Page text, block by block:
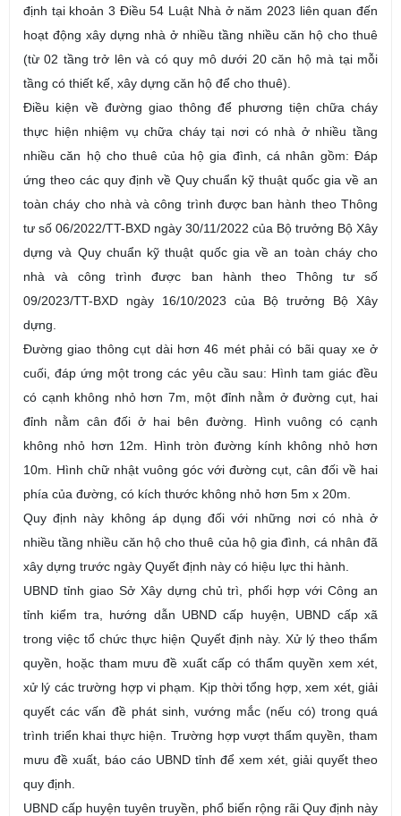
định tại khoản 3 Điều 54 Luật Nhà ở năm 2023 liên quan đến
hoạt động xây dựng nhà ở nhiều tầng nhiều căn hộ cho thuê
(từ 02 tầng trở lên và có quy mô dưới 20 căn hộ mà tại mỗi
tầng có thiết kế, xây dựng căn hộ để cho thuê).
Điều kiện về đường giao thông để phương tiện chữa cháy
thực hiện nhiệm vụ chữa cháy tại nơi có nhà ở nhiều tầng
nhiều căn hộ cho thuê của hộ gia đình, cá nhân gồm: Đáp
ứng theo các quy định về Quy chuẩn kỹ thuật quốc gia về an
toàn cháy cho nhà và công trình được ban hành theo Thông
tư số 06/2022/TT-BXD ngày 30/11/2022 của Bộ trưởng Bộ Xây
dựng và Quy chuẩn kỹ thuật quốc gia về an toàn cháy cho
nhà và công trình được ban hành theo Thông tư số
09/2023/TT-BXD ngày 16/10/2023 của Bộ trưởng Bộ Xây
dựng.
Đường giao thông cụt dài hơn 46 mét phải có bãi quay xe ở
cuối, đáp ứng một trong các yêu cầu sau: Hình tam giác đều
có cạnh không nhỏ hơn 7m, một đỉnh nằm ở đường cụt, hai
đỉnh nằm cân đối ở hai bên đường. Hình vuông có cạnh
không nhỏ hơn 12m. Hình tròn đường kính không nhỏ hơn
10m. Hình chữ nhật vuông góc với đường cụt, cân đối về hai
phía của đường, có kích thước không nhỏ hơn 5m x 20m.
Quy định này không áp dụng đối với những nơi có nhà ở
nhiều tầng nhiều căn hộ cho thuê của hộ gia đình, cá nhân đã
xây dựng trước ngày Quyết định này có hiệu lực thi hành.
UBND tỉnh giao Sở Xây dựng chủ trì, phối hợp với Công an
tỉnh kiểm tra, hướng dẫn UBND cấp huyện, UBND cấp xã
trong việc tổ chức thực hiện Quyết định này. Xử lý theo thẩm
quyền, hoặc tham mưu đề xuất cấp có thẩm quyền xem xét,
xử lý các trường hợp vi phạm. Kịp thời tổng hợp, xem xét, giải
quyết các vấn đề phát sinh, vướng mắc (nếu có) trong quá
trình triển khai thực hiện. Trường hợp vượt thẩm quyền, tham
mưu đề xuất, báo cáo UBND tỉnh để xem xét, giải quyết theo
quy định.
UBND cấp huyện tuyên truyền, phổ biến rộng rãi Quy định này